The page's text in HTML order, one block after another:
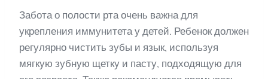
Забота о полости рта очень важна для
укрепления иммунитета у детей. Ребенок должен
регулярно чистить зубы и язык, используя
мягкую зубную щетку и пасту, подходящую для